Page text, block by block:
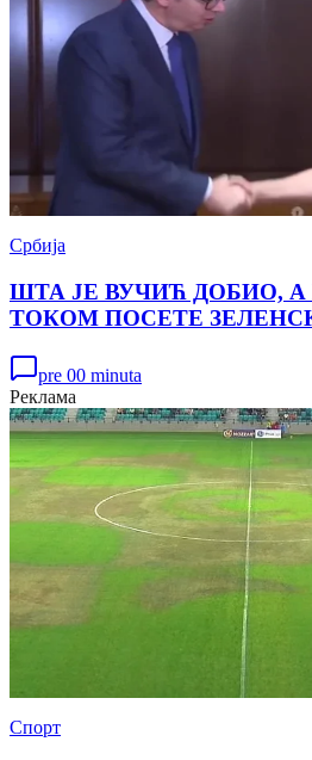
Србија
ШТА ЈЕ ВУЧИЋ ДОБИО,
ТОКОМ ПОСЕТЕ
pre 00 minuta
Реклама
Спорт